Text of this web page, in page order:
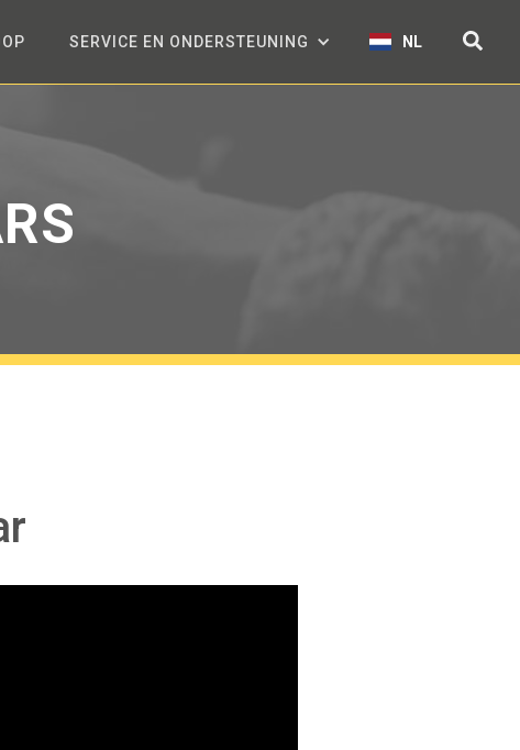
SERVICE EN ONDERSTEUNING NL